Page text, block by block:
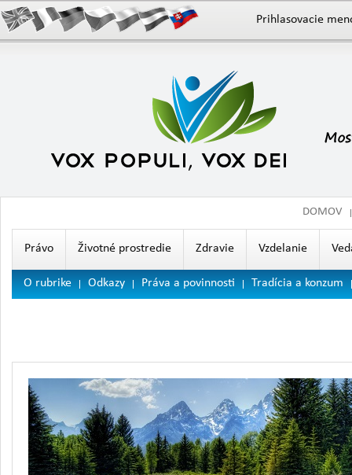
DOMOV
Právo Životné prostredie Zdravie Vzdelanie
O rubrike Odkazy Práva a povinnosti Tradícia a konzum
Prihlasovacie